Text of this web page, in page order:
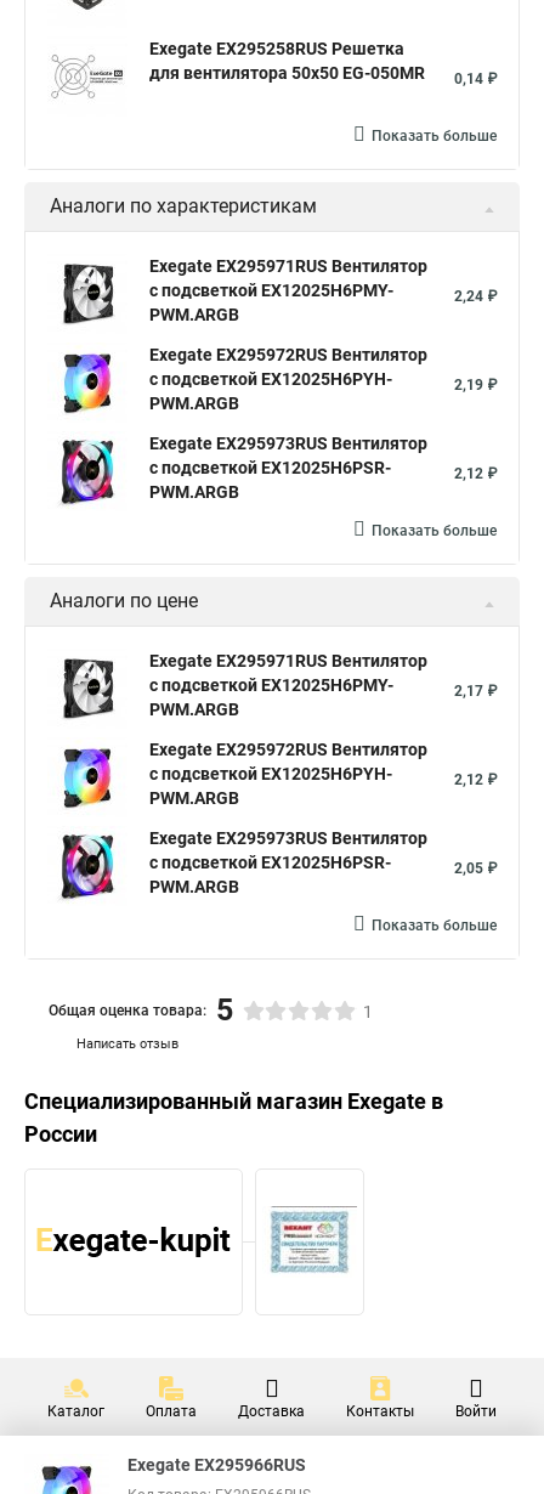
Exegate EX295258RUS Решетка
для вентилятора 50х50 EG-050MR
0,14 ₽
Показать больше
Аналоги по характеристикам
Exegate EX295971RUS Вентилятор
с подсветкой EX12025H6PMY-
PWM.ARGB
2,24 ₽
Exegate EX295972RUS Вентилятор
с подсветкой EX12025H6PYH-
PWM.ARGB
2,19 ₽
Exegate EX295973RUS Вентилятор
с подсветкой EX12025H6PSR-
PWM.ARGB
2,12 ₽
Показать больше
Аналоги по цене
Exegate EX295971RUS Вентилятор
с подсветкой EX12025H6PMY-
PWM.ARGB
2,17 ₽
Exegate EX295972RUS Вентилятор
с подсветкой EX12025H6PYH-
PWM.ARGB
2,12 ₽
Exegate EX295973RUS Вентилятор
с подсветкой EX12025H6PSR-
PWM.ARGB
2,05 ₽
Показать больше
Написать отзыв
Общая оценка товара: 5 1
Специализированный магазин Exegate в
России
Каталог Оплата Доставка Контакты Войти
Exegate EX295966RUS